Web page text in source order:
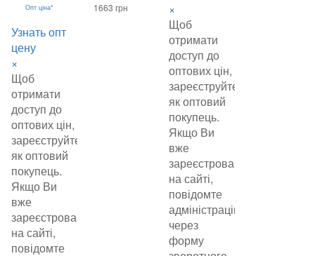
Опт ціна*
Узнать опт
цену
×
Щоб
отримати
доступ до
оптових цін,
зареєструйтеся
як оптовий
покупець.
Якщо Ви
вже
зареєстровані
на сайті,
повідомте
1663 грн
×
Щоб
отримати
доступ до
оптових цін,
зареєструйтеся
як оптовий
покупець.
Якщо Ви
вже
зареєстровані
на сайті,
повідомте
адміністрацію
через
форму